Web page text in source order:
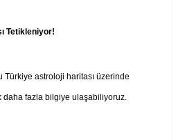
Tetikleniyor!
Türkiye astroloji haritası üzerinde
fazla bilgiye ulaşabiliyoruz.